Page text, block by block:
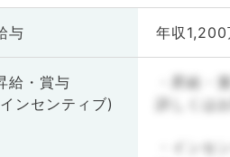
与 年収1,200
給・賞与
ンセンティブ)
・昇給・賞
詳しくは
・インセ